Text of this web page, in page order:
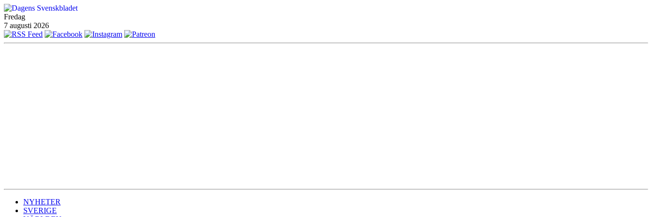
Fredag
7 augusti 2026
NYHETER
SVERIGE